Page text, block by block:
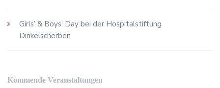
Girls’ & Boys’ Day bei der Hospitalstiftung
Dinkelscherben
Kommende Veranstaltungen